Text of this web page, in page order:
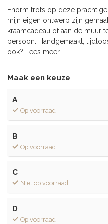
Enorm trots op deze
mijn eigen ontwerp zijn
kraamcadeau of aan de muur
persoon. Handgemaakt,
ook? Lees meer.
Maak een keuze
A
Op voorraad
B
Op voorraad
C
Niet op voorraad
D
Op voorraad